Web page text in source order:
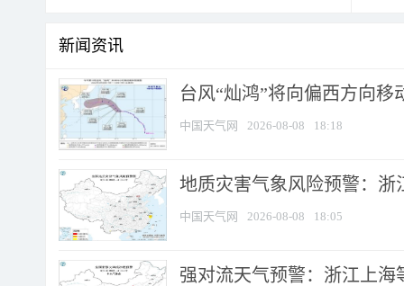
新闻资讯
台风“灿鸿”将向偏西方向移
中国天气网 2026-08-08 18:18
地质灾害气象风险预警：
中国天气网 2026-08-08 18:05
强对流天气预警：浙江上海